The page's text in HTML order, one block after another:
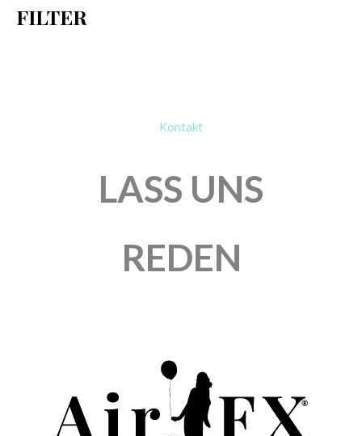
FILTER
Kontakt
LASS UNS
REDEN